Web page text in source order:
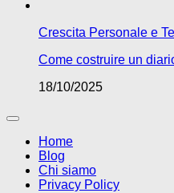
Crescita Personale e
Come costruire un
18/10/2025
Home
Blog
Chi siamo
Privacy Policy